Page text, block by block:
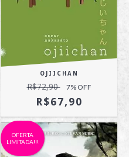
OJIICHAN
R$72,90 7% OFF
R$67,90
OFERTA
LIMITADA!!!